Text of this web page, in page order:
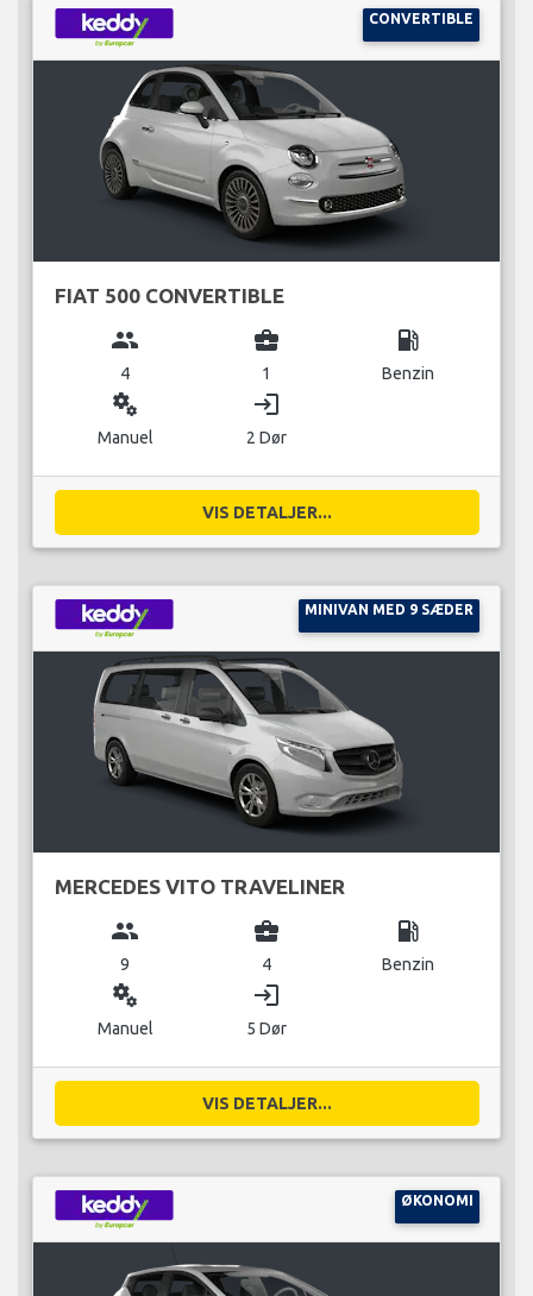
CONVERTIBLE
FIAT 500 CONVERTIBLE
group
4
business_center
1
local_gas_station
Benzin
miscellaneous_services
Manuel
login
2 Dør
VIS DETALJER...
MINIVAN MED 9 SÆDER
MERCEDES VITO TRAVELINER
group
9
business_center
4
local_gas_station
Benzin
miscellaneous_services
Manuel
login
5 Dør
VIS DETALJER...
ØKONOMI